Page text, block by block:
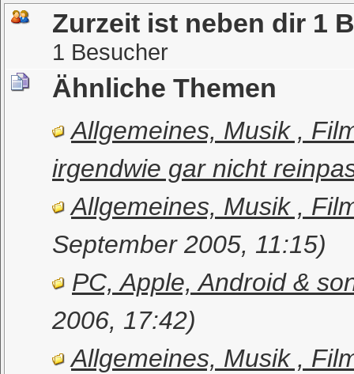
Zurzeit ist neben dir 1
1 Besucher
Ähnliche Themen
Allgemeines, Musik ,
irgendwie gar nicht
Allgemeines, Musik ,
September 2005, 11:15)
PC, Apple, Android &
2006, 17:42)
Allgemeines, Musik ,